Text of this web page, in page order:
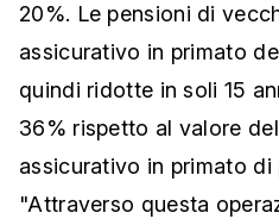
20%. Le pensioni di
assicurativo in primato
quindi ridotte in soli 15
36% rispetto al valore
assicurativo in primato di
"Attraverso questa